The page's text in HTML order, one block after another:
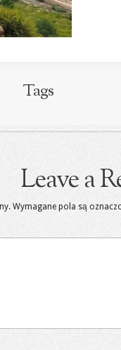
Tags
Leave a
Wymagane pola są